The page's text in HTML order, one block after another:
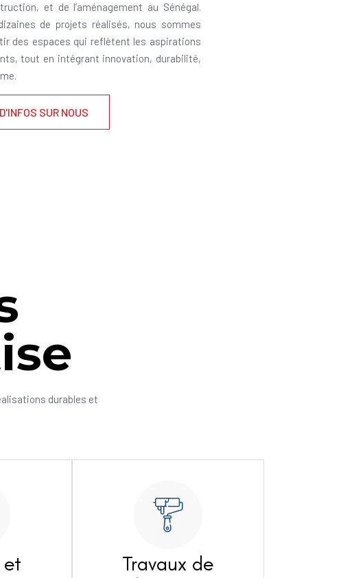
et de l’aménagement au Sénégal.
de projets réalisés, nous sommes
des espaces qui reflètent les aspirations
tout en intégrant innovation, durabilité,
SUR NOUS
durables et
et
Travaux de